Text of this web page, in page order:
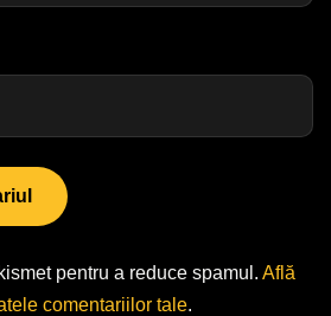
pentru a reduce spamul. Află
comentariilor tale.